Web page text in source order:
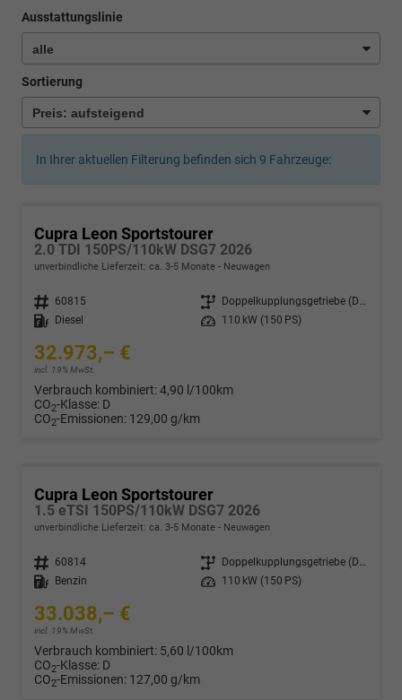
Ausstattungslinie
Sortierung
In Ihrer aktuellen Filterung befinden sich 9 Fahrzeuge:
Cupra Leon Sportstourer
2.0 TDI 150PS/110kW DSG7 2026
unverbindliche Lieferzeit: ca. 3-5 Monate Neuwagen
Fahrzeugnr. 60815 Getriebe
Doppelkupplungsgetriebe (DSG)
Kraftstoff
Diesel Leistung 110 kW (150 PS)
32.973,– €
incl. 19% MwSt.
Verbrauch kombiniert:4,90 l/100km
CO2-Klasse: D
CO2-Emissionen: 129,00 g/km
Cupra Leon Sportstourer
1.5 eTSI 150PS/110kW DSG7 2026
unverbindliche Lieferzeit: ca. 3-5 Monate Neuwagen
Fahrzeugnr. 60814 Getriebe
Doppelkupplungsgetriebe (DSG)
Kraftstoff
Benzin Leistung 110 kW (150 PS)
33.038,– €
incl. 19% MwSt.
Verbrauch kombiniert: 5,60 l/100km
CO2-Klasse: D
CO2-Emissionen: 127,00 g/km